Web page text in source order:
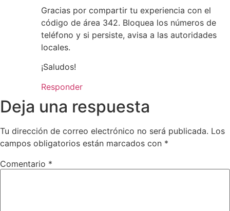
Gracias por compartir tu experiencia con el
código de área 342. Bloquea los números de
teléfono y si persiste, avisa a las autoridades
locales.
¡Saludos!
Responder
Deja una respuesta
Tu dirección de correo electrónico no será publicada. Los
campos obligatorios están marcados con *
Comentario *